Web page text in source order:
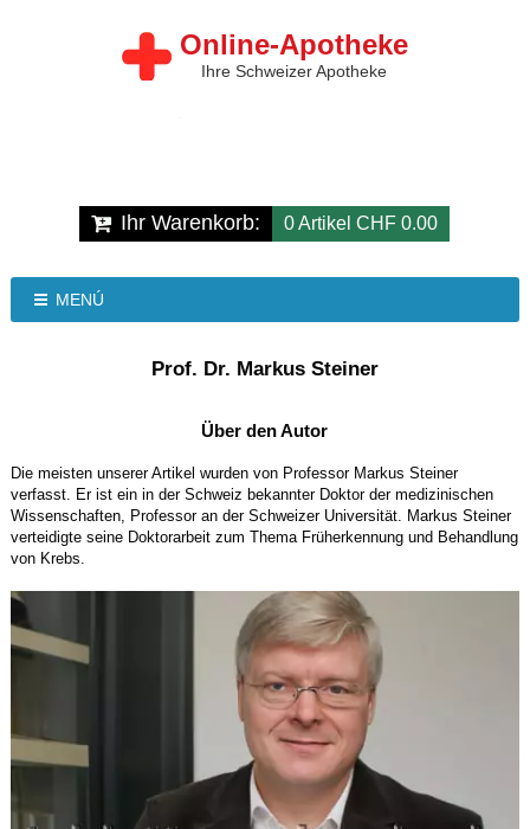
Online-Apotheke
Ihre Schweizer Apotheke
Ihr Warenkorb: 0 Artikel CHF 0.00
MENÚ
Prof. Dr. Markus Steiner
Über den Autor
Die meisten unserer Artikel wurden von Professor Markus Steiner
verfasst. Er ist ein in der Schweiz bekannter Doktor der medizinischen
Wissenschaften, Professor an der Schweizer Universität. Markus Steiner
verteidigte seine Doktorarbeit zum Thema Früherkennung und Behandlung
von Krebs.